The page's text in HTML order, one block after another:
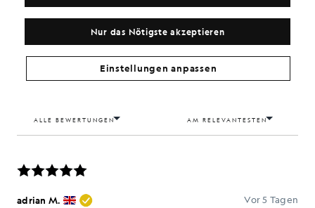
Nur das Nötigste akzeptieren
Einstellungen anpassen